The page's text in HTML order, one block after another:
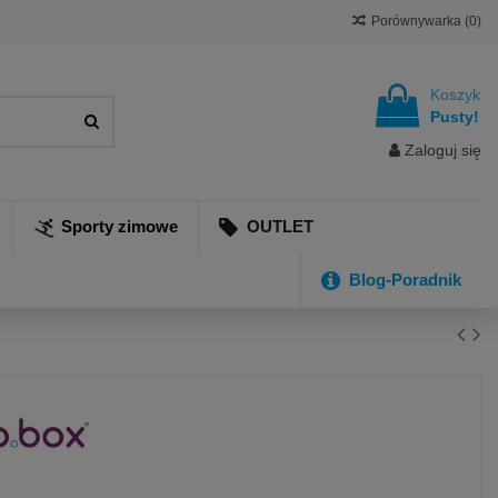
Porównywarka (0)
Koszyk
Pusty!
Zaloguj się
Sporty zimowe OUTLET
Blog-Poradnik